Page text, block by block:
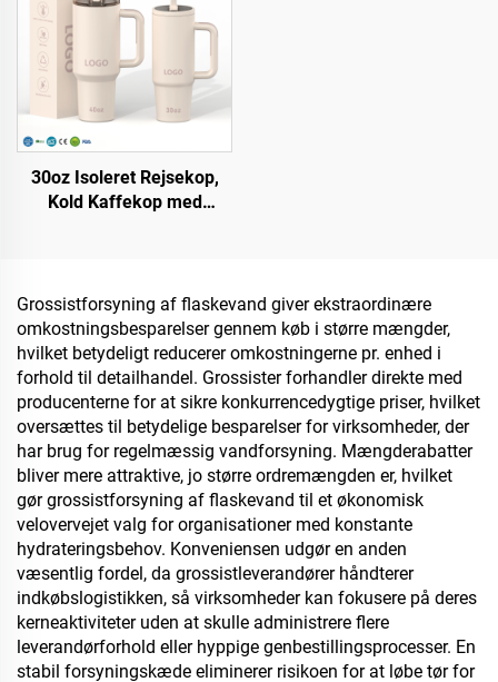
30oz Isoleret Rejsekop,
Kold Kaffekop med
Stråloft
Grossistforsyning af flaskevand giver ekstraordinære
omkostningsbesparelser gennem køb i større mængder,
hvilket betydeligt reducerer omkostningerne pr. enhed i
forhold til detailhandel. Grossister forhandler direkte med
producenterne for at sikre konkurrencedygtige priser, hvilket
oversættes til betydelige besparelser for virksomheder, der
har brug for regelmæssig vandforsyning. Mængderabatter
bliver mere attraktive, jo større ordremængden er, hvilket
gør grossistforsyning af flaskevand til et økonomisk
velovervejet valg for organisationer med konstante
hydrateringsbehov. Konveniensen udgør en anden
væsentlig fordel, da grossistleverandører håndterer
indkøbslogistikken, så virksomheder kan fokusere på deres
kerneaktiviteter uden at skulle administrere flere
leverandørforhold eller hyppige genbestillingsprocesser. En
stabil forsyningskæde eliminerer risikoen for at løbe tør for